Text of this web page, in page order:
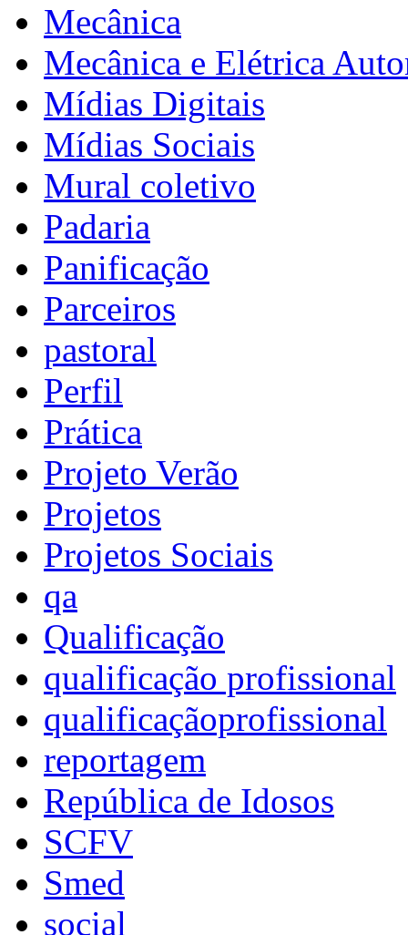
Mecânica
Mecânica e Elétrica
Mídias Digitais
Mídias Sociais
Mural coletivo
Padaria
Panificação
Parceiros
pastoral
Perfil
Prática
Projeto Verão
Projetos
Projetos Sociais
qa
Qualificação
qualificação profissional
qualificaçãoprofissional
reportagem
República de Idosos
SCFV
Smed
social